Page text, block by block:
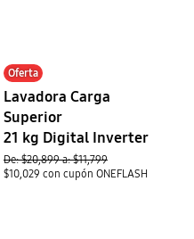
Oferta
Lavadora Carga
Superior
21 kg Digital Inverter
De: $20,899 a: $11,799
$10,029 con cupón ONEFLASH